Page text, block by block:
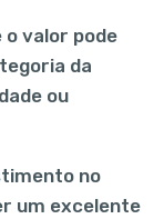
valor pode
da
ou
no
um excelente